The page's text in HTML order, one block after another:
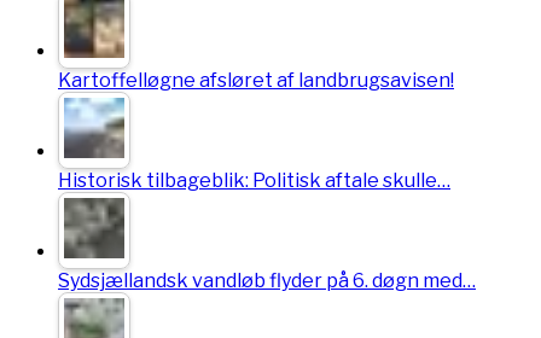
Kartoffelløgne afsløret af landbrugsavisen!
Historisk tilbageblik: Politisk aftale skulle…
Sydsjællandsk vandløb flyder på 6. døgn med…